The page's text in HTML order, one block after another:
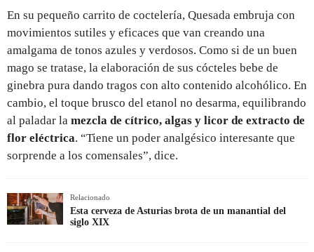
En su pequeño carrito de coctelería, Quesada embruja con
movimientos sutiles y eficaces que van creando una
amalgama de tonos azules y verdosos. Como si de un buen
mago se tratase, la elaboración de sus cócteles bebe de
ginebra pura dando tragos con alto contenido alcohólico. En
cambio, el toque brusco del etanol no desarma, equilibrando
al paladar la mezcla de cítrico, algas y licor de extracto de
flor eléctrica. “Tiene un poder analgésico interesante que
sorprende a los comensales”, dice.
Relacionado
Esta cerveza de Asturias brota de un manantial del
siglo XIX